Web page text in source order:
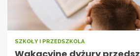
SZKOŁY I PRZEDSZKOLA